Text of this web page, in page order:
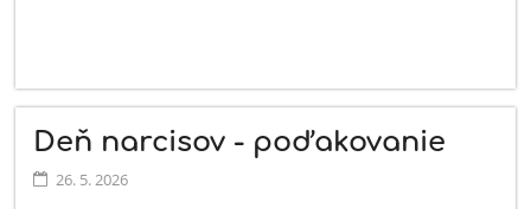
Deň narcisov - poďakovanie
26. 5. 2026